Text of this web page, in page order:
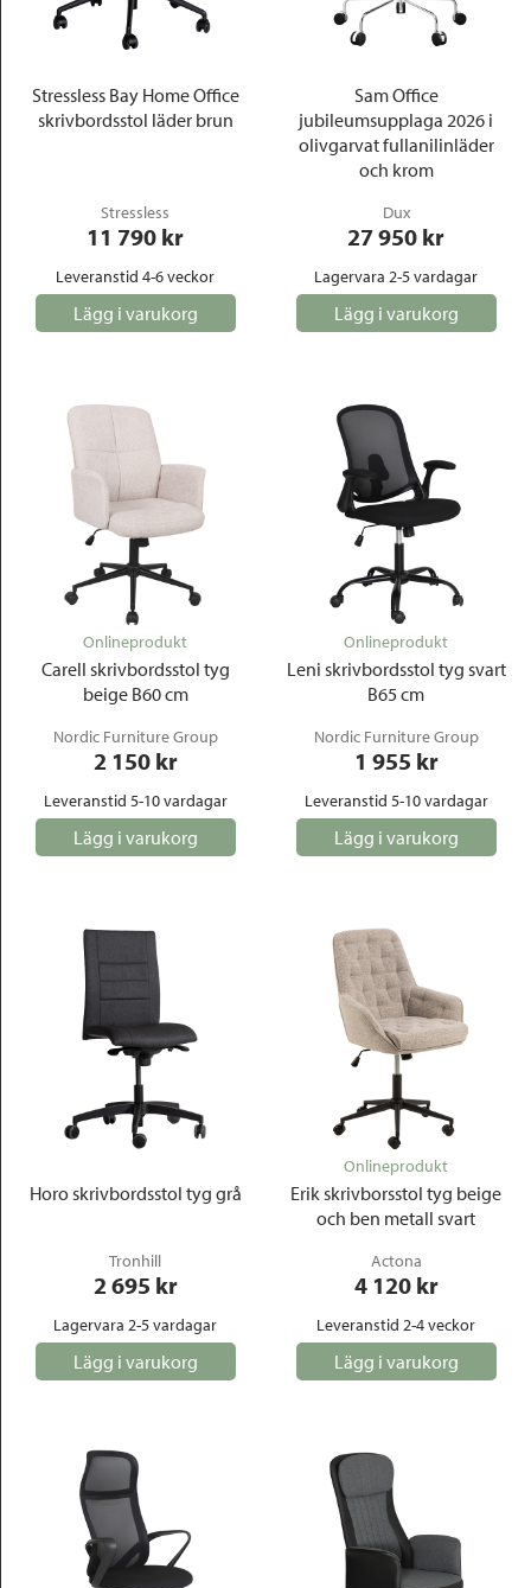
Outlet
Stressless Bay Home Office
skrivbordsstol läder brun
Stressless
11 790 kr
Leveranstid 4-6 veckor
Lägg i varukorg
Sam Office
jubileumsupplaga 2026 i
olivgarvat fullanilinläder
och krom
Dux
27 950 kr
Lagervara 2-5 vardagar
Lägg i varukorg
Carell skrivbordsstol tyg
beige B60 cm
Onlineprodukt
Nordic Furniture Group
2 150 kr
Leveranstid 5-10 vardagar
Lägg i varukorg
Leni skrivbordsstol tyg svart
B65 cm
Onlineprodukt
Nordic Furniture Group
1 955 kr
Leveranstid 5-10 vardagar
Lägg i varukorg
Horo skrivbordsstol tyg grå
Tronhill
2 695 kr
Lagervara 2-5 vardagar
Lägg i varukorg
Erik skrivborsstol tyg beige
och ben metall svart
Onlineprodukt
Actona
4 120 kr
Leveranstid 2-4 veckor
Lägg i varukorg